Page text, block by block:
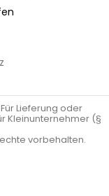
Lieferung oder
Kleinunternehmer (§
vorbehalten.